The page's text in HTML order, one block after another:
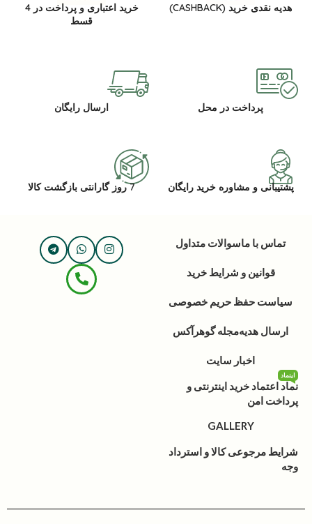
هدیه نقدی خرید (CASHBACK)
خرید اعتباری و پرداخت در 4
قسط
پرداخت در محل ارسال رایگان
پشتیبانی و مشاوره خرید رایگان 7 روز گارانتی بازگشت کالا
تماس با ماسوالات متداول
قوانین و شرایط خرید
سیاست حفظ حریم خصوصی
ارسال هدیهمجله گوهرآکس
اخبار سایت
نماد اعتماد خرید اینترنتی و
پرداخت امن
اینماد
GALLERY
شرایط مرجوعی کالا و استرداد
وجه